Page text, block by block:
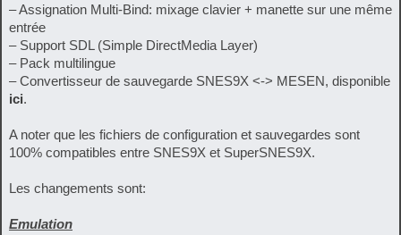
– Assignation Multi-Bind: mixage clavier + manette sur une même
entrée
– Support SDL (Simple DirectMedia Layer)
– Pack multilingue
– Convertisseur de sauvegarde SNES9X <-> MESEN, disponible
ici.
A noter que les fichiers de configuration et sauvegardes sont
100% compatibles entre SNES9X et SuperSNES9X.
Les changements sont:
Emulation